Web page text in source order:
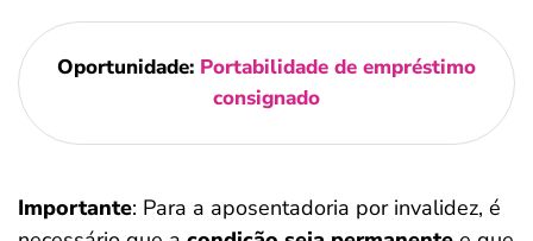
Oportunidade: Portabilidade de empréstimo
consignado
Importante: Para a aposentadoria por invalidez, é